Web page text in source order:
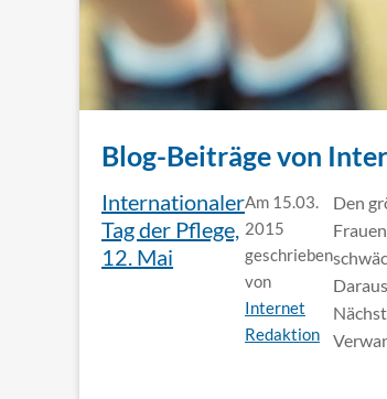
Blog-Beiträge von
Internationaler
Tag der Pflege,
12. Mai
Am 15.03.
2015
geschrieben
von
Internet
Redaktion
Den